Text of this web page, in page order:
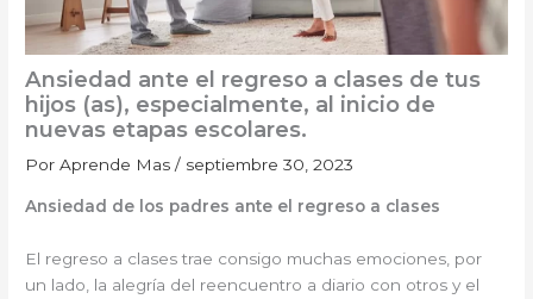
Ansiedad ante el regreso a clases de tus
hijos (as), especialmente, al inicio de
nuevas etapas escolares.
PorAprende Mas/ septiembre 30, 2023
Ansiedad de los padres ante el regreso a clases
El regreso a clases trae consigo muchas emociones, por
un lado, la alegría del reencuentro a diario con otros y el